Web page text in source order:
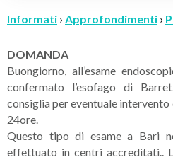
Informati › Approfondimenti ›
DOMANDA
Buongiorno, all’esame
confermato l’esofago di
consiglia per eventuale
24ore.
Questo tipo di esame a Bari
effettuato in centri accreditati..